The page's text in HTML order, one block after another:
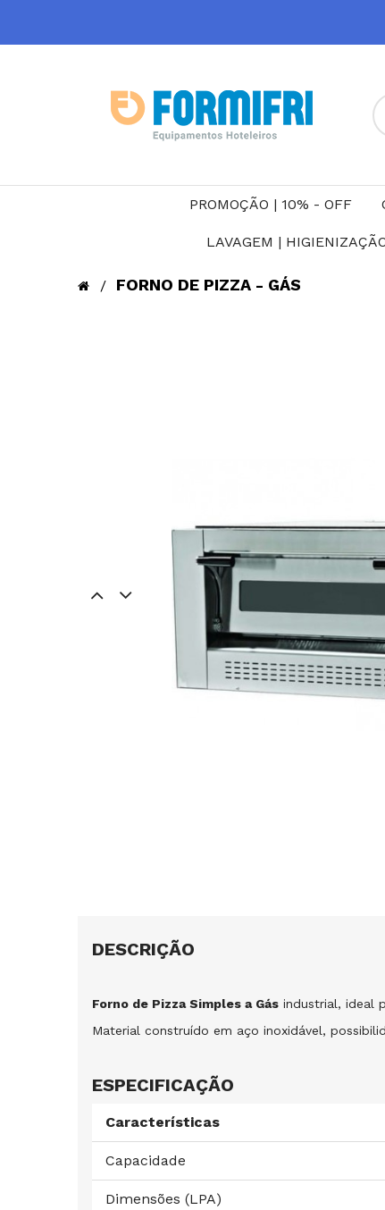
PROMOÇÃO | 10% - OFF
LAVAGEM |
FORNO DE PIZZA - GÁS
DESCRIÇÃO
Forno de Pizza Simples a Gás industrial, ideal
Material construído em aço inoxidável,
ESPECIFICAÇÃO
Características
Capacidade
Dimensões (LPA)